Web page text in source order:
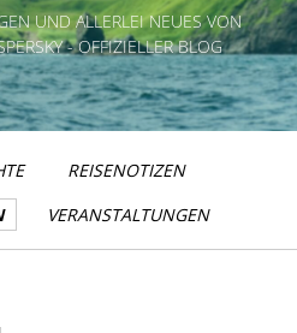
UND ALLERLEI NEUES VON
- OFFIZIELLER BLOG
REISENOTIZEN
VERANSTALTUNGEN